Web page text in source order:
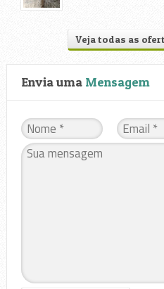
Veja todas as
Envia uma Mensagem